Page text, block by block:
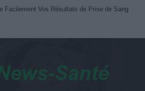
Facilement Vos Résultats de Prise de Sang